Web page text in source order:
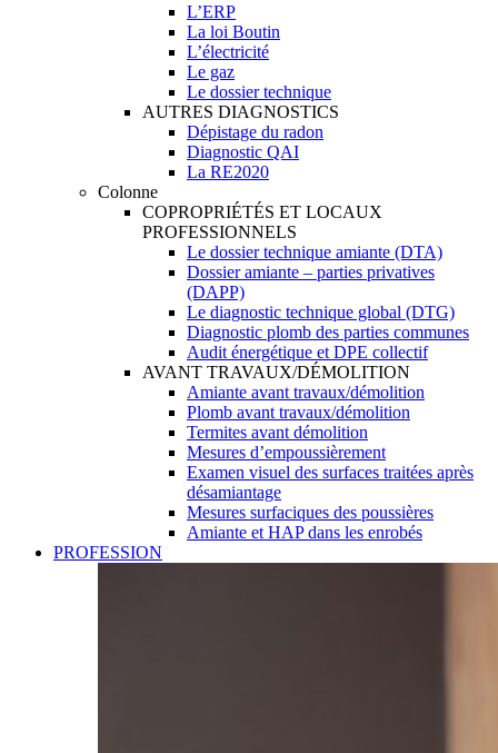
L’ERP
La loi Boutin
L’électricité
Le gaz
Le dossier technique
AUTRES DIAGNOSTICS
Dépistage du radon
Diagnostic QAI
La RE2020
Colonne
COPROPRIÉTÉS ET LOCAUX
PROFESSIONNELS
Le dossier technique amiante (DTA)
Dossier amiante – parties privatives
(DAPP)
Le diagnostic technique global (DTG)
Diagnostic plomb des parties communes
Audit énergétique et DPE collectif
AVANT TRAVAUX/DÉMOLITION
Amiante avant travaux/démolition
Plomb avant travaux/démolition
Termites avant démolition
Mesures d’empoussièrement
Examen visuel des surfaces traitées après
désamiantage
Mesures surfaciques des poussières
Amiante et HAP dans les enrobés
PROFESSION